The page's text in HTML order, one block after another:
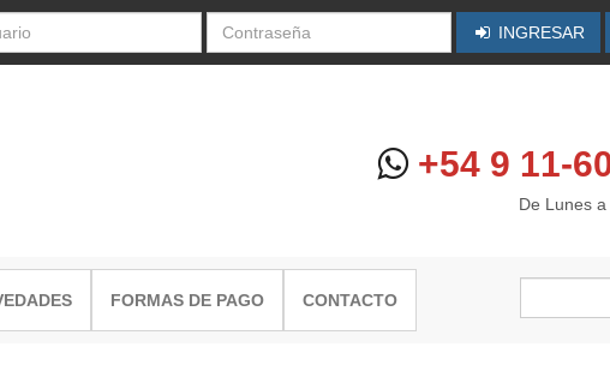
INGRESAR
+54 9 11-
De Lunes
FORMAS DE PAGO CONTACTO